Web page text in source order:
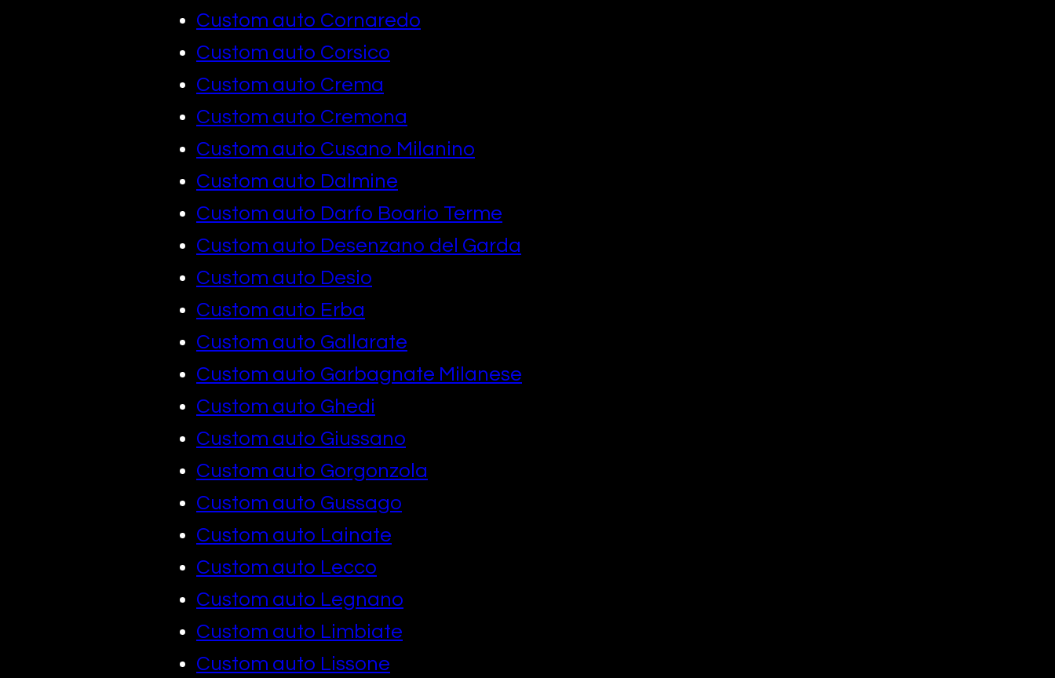
Custom auto Cornaredo
Custom auto Corsico
Custom auto Crema
Custom auto Cremona
Custom auto Cusano Milanino
Custom auto Dalmine
Custom auto Darfo Boario Terme
Custom auto Desenzano del Garda
Custom auto Desio
Custom auto Erba
Custom auto Gallarate
Custom auto Garbagnate Milanese
Custom auto Ghedi
Custom auto Giussano
Custom auto Gorgonzola
Custom auto Gussago
Custom auto Lainate
Custom auto Lecco
Custom auto Legnano
Custom auto Limbiate
Custom auto Lissone